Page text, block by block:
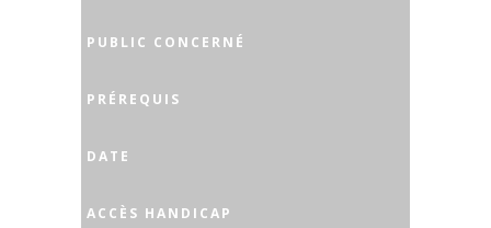
PUBLIC CONCERNÉ
PRÉREQUIS
DATE
ACCÈS HANDICAP